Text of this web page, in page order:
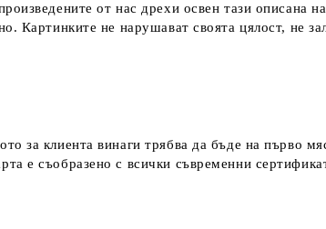
от нас дрехи освен тази описана
Картинките не нарушават своята цялост, не
за клиента винаги трябва да бъде на първо
е съобразено с всички съвременни